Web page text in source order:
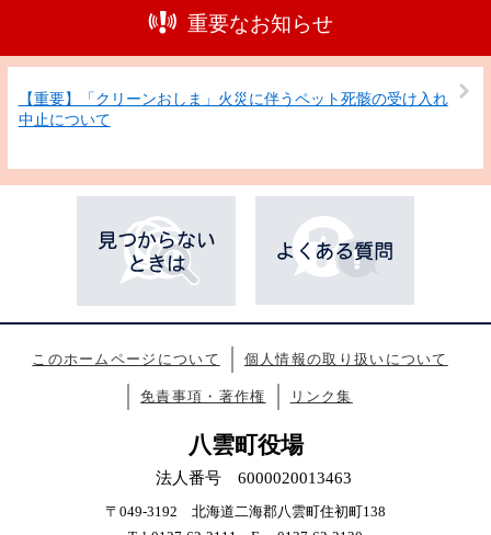
重要なお知らせ
【重要】「クリーンおしま」火災に伴うペット死骸の受け入れ
中止について
このホームページについて 個人情報の取り扱いについて
免責事項・著作権 リンク集
八雲町役場
法人番号 6000020013463
〒049-3192 北海道二海郡八雲町住初町138